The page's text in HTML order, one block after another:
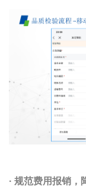
· 规范费用报销 ，